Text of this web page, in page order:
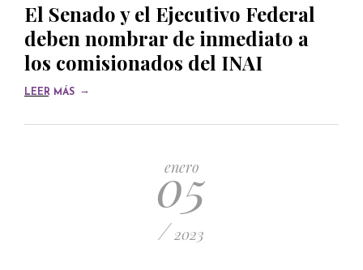
El Senado y el Ejecutivo Federal
deben nombrar de inmediato a
los comisionados del INAI
LEER MÁS →
enero
05
/ 2023